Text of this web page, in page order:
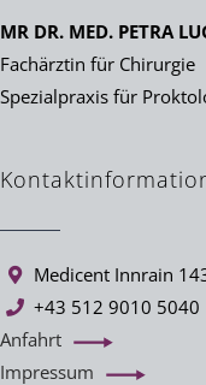
MR DR. MED. PETRA
Fachärztin für Chirurgie
Spezialpraxis für
Medicent Innrain
+43 512 9010 5040
Anfahrt
Impressum